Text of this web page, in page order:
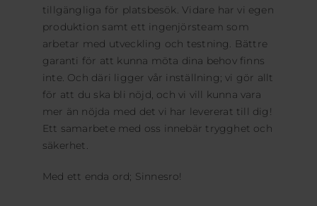
tillgängliga för platsbesök. Vidare har vi egen
produktion samt ett ingenjörsteam som
arbetar med utveckling och testning. Bättre
garanti för att kunna möta dina behov finns
inte. Och däri ligger vår inställning; vi gör allt
för att du ska bli nöjd, och vi vill kunna vara
mer än nöjda med det vi har levererat till dig!
Ett samarbete med oss innebär trygghet och
säkerhet.
Med ett enda ord; Sinnesro!